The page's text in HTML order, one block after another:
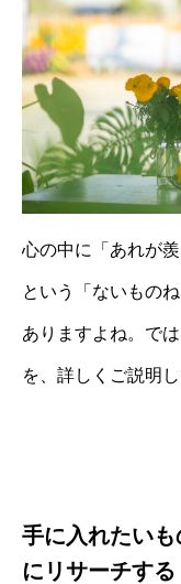
心の中に「あれが
という「ないもの
ありますよね。で
を、詳しくご説明
手に入れたい
にリサーチする